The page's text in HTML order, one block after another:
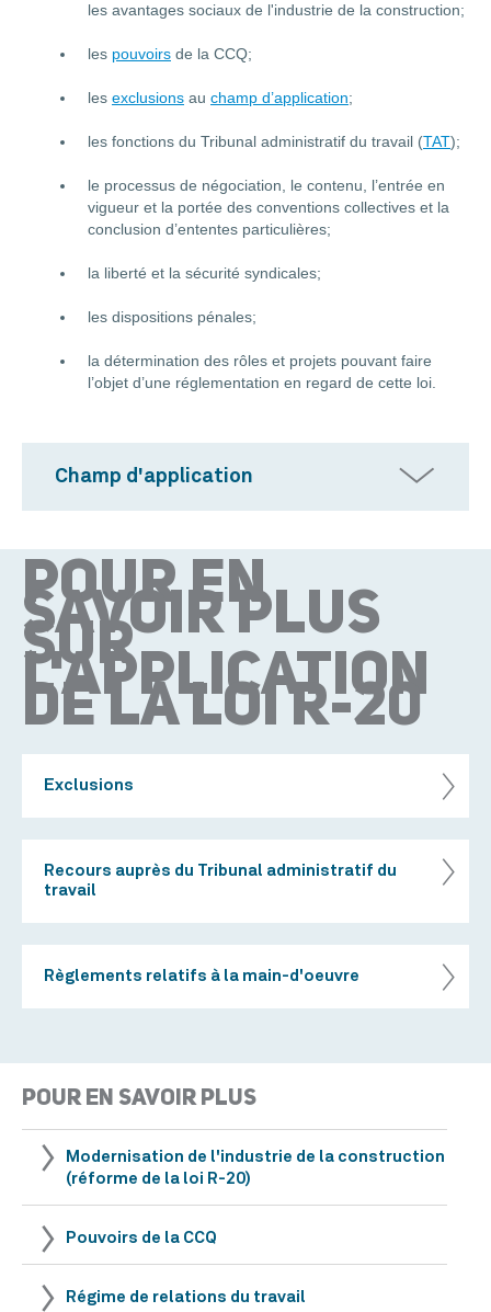
les avantages sociaux de l'industrie de la construction;
les pouvoirs de la CCQ;
les exclusions au champ d’application;
les fonctions du Tribunal administratif du travail (TAT);
le processus de négociation, le contenu, l’entrée en
vigueur et la portée des conventions collectives et la
conclusion d’ententes particulières;
la liberté et la sécurité syndicales;
les dispositions pénales;
la détermination des rôles et projets pouvant faire
l’objet d’une réglementation en regard de cette loi.
Champ d'application
POUR EN
SAVOIR PLUS
SUR
L'APPLICATION
DE LA LOI R-20
Exclusions
Recours auprès du Tribunal administratif du
travail
Règlements relatifs à la main-d'oeuvre
POUR EN SAVOIR PLUS
Modernisation de l'industrie de la construction
(réforme de la loi R-20)
Pouvoirs de la CCQ
Régime de relations du travail